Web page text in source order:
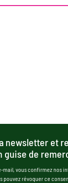
newsletter et
guise de
mail, vous confirmez nos
pouvez révoquer ce